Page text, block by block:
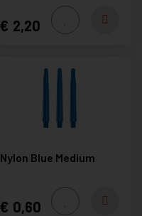
2,20
Nylon Blue Medium
0,60